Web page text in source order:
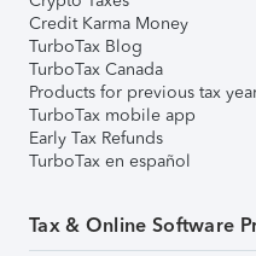
Credit Karma Money
TurboTax Blog
TurboTax Canada
Products for previous tax
TurboTax mobile app
Early Tax Refunds
TurboTax en español
Tax & Online Software